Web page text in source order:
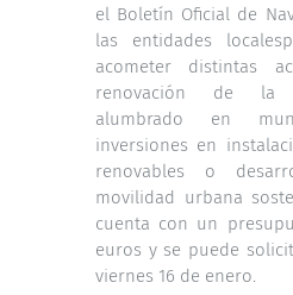
el Boletín Oficial de
las entidades locales
acometer distintas
renovación de la
alumbrado en
inversiones en
renovables o
movilidad urbana
cuenta con un
euros y se puede
viernes 16 de enero.